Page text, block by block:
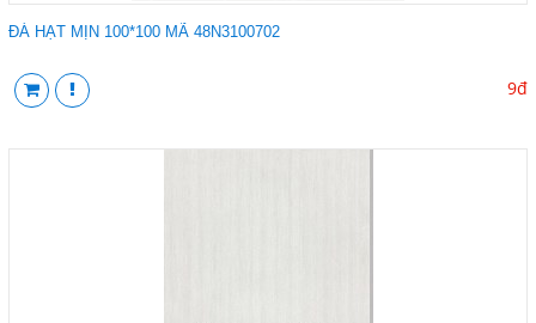
ĐÁ HẠT MỊN 100*100 MÃ 48N3100702
9đ